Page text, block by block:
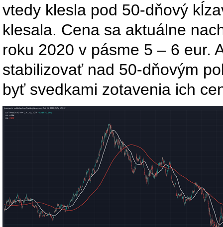
vtedy klesla pod 50-dňový
klesala. Cena sa aktuálne
roku 2020 v pásme 5 – 6 eur.
stabilizovať nad 50-dňovým
byť svedkami zotavenia ich